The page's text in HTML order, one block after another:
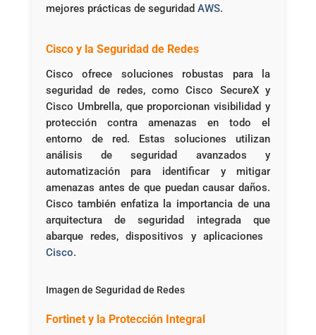
mejores prácticas de seguridad ​ AWS​.
Cisco y la Seguridad de Redes
Cisco ofrece soluciones robustas para la
seguridad de redes, como Cisco SecureX y
Cisco Umbrella, que proporcionan visibilidad y
protección contra amenazas en todo el
entorno de red. Estas soluciones utilizan
análisis de seguridad avanzados y
automatización para identificar y mitigar
amenazas antes de que puedan causar daños.
Cisco también enfatiza la importancia de una
arquitectura de seguridad integrada que
abarque redes, dispositivos y aplicaciones ​
Cisco​.
Imagen de Seguridad de Redes
Fortinet y la Protección Integral